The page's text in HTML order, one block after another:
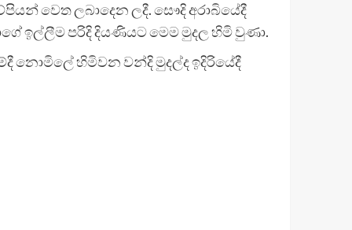
වෙත ලබාදෙන ලදී. සෞදි අරාබියේදී
ඉල්ලීම පරිදි දියණියට මෙම මුදල හිමි වුණා.
නොමිලේ හිමිවන වන්දි මුදල්ද ඉදිරියේදී